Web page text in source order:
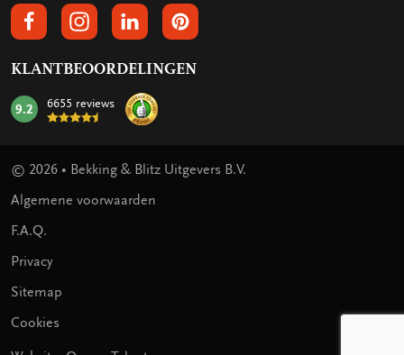
VOLGS ONS OP FACEBOOK
VOLG ONS OP INSTAGRAM
VOLG ONS OP LINKEDIN
VOLG ONS OP PINTEREST
KLANTBEOORDELINGEN
mark:
9.2 6655 reviews
© 2026 • Bekking & Blitz Uitgevers B.V.
Algemene voorwaarden
F.A.Q.
Privacy
Sitemap
Cookies